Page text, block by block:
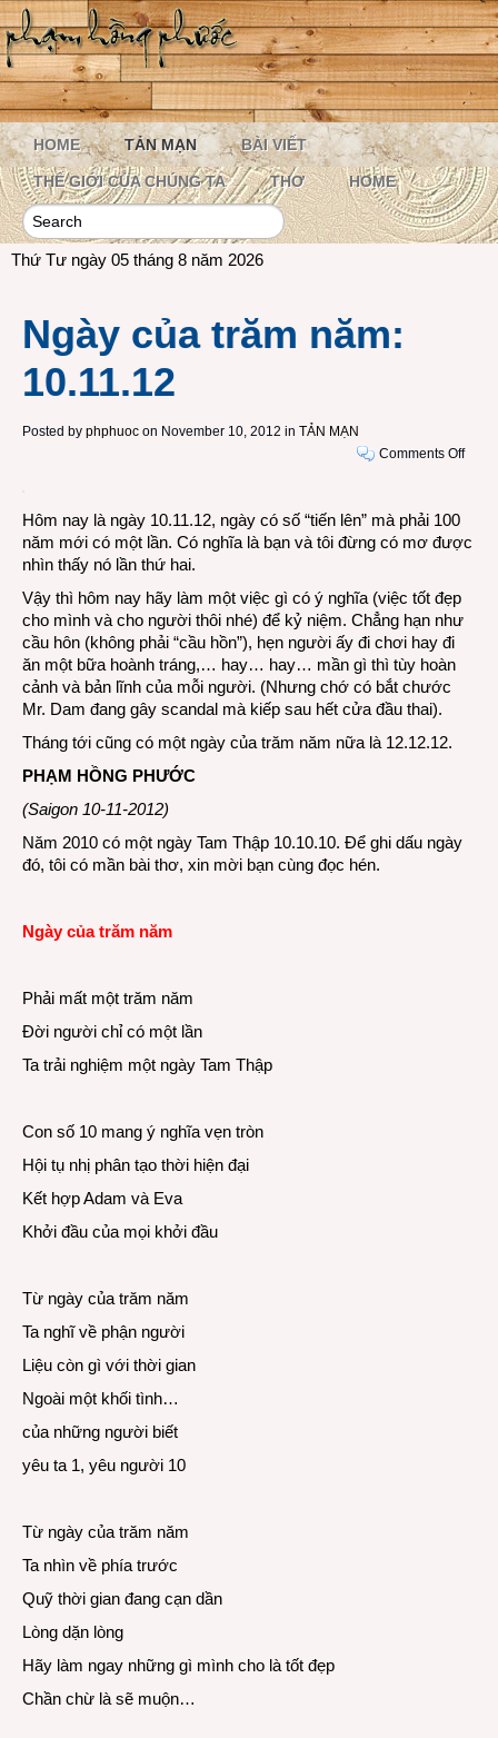
HOME TẢN MẠN BÀI VIẾT
THẾ GIỚI CỦA CHÚNG TA THƠ HOME
Thứ Tư ngày 05 tháng 8 năm 2026
Ngày của trăm năm:
10.11.12
Posted by phphuoc on November 10, 2012 in TẢN MẠN
Comments Offon
năm:
Hôm nay là ngày 10.11.12, ngày có số “tiến lên” mà phải 100
năm mới có một lần. Có nghĩa là bạn và tôi đừng có mơ được
nhìn thấy nó lần thứ hai.
Vậy thì hôm nay hãy làm một việc gì có ý nghĩa (việc tốt đẹp
cho mình và cho người thôi nhé) để kỷ niệm. Chẳng hạn như
cầu hôn (không phải “cầu hồn”), hẹn người ấy đi chơi hay đi
ăn một bữa hoành tráng,… hay… hay… mần gì thì tùy hoàn
cảnh và bản lĩnh của mỗi người. (Nhưng chớ có bắt chước
Mr. Dam đang gây scandal mà kiếp sau hết cửa đầu thai).
Tháng tới cũng có một ngày của trăm năm nữa là 12.12.12.
PHẠM HỒNG PHƯỚC
(Saigon 10-11-2012)
Năm 2010 có một ngày Tam Thập 10.10.10. Để ghi dấu ngày
đó, tôi có mần bài thơ, xin mời bạn cùng đọc hén.
Ngày của trăm năm
Phải mất một trăm năm
Đời người chỉ có một lần
Ta trải nghiệm một ngày Tam Thập
Con số 10 mang ý nghĩa vẹn tròn
Hội tụ nhị phân tạo thời hiện đại
Kết hợp Adam và Eva
Khởi đầu của mọi khởi đầu
Từ ngày của trăm năm
Ta nghĩ về phận người
Liệu còn gì với thời gian
Ngoài một khối tình…
của những người biết
yêu ta 1, yêu người 10
Từ ngày của trăm năm
Ta nhìn về phía trước
Quỹ thời gian đang cạn dần
Lòng dặn lòng
Hãy làm ngay những gì mình cho là tốt đẹp
Chần chừ là sẽ muộn…